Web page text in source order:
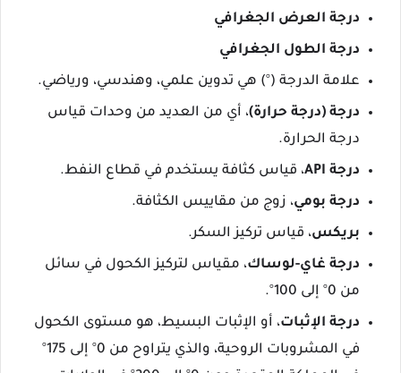
درجة العرض الجغرافي
درجة الطول الجغرافي
علامة الدرجة (°) هي تدوين علمي، وهندسي، ورياضي.
درجة (درجة حرارة)، أي من العديد من وحدات قياس
درجة الحرارة.
درجة API ، قياس كثافة يستخدم في قطاع النفط.
درجة بومي، زوج من مقاييس الكثافة.
بريكس، قياس تركيز السكر.
درجة غاي-لوساك، مقياس لتركيز الكحول في سائل
من 0° إلى 100°.
درجة الإثبات، أو الإثبات البسيط، هو مستوى الكحول
في المشروبات الروحية، والذي يتراوح من 0° إلى 175°